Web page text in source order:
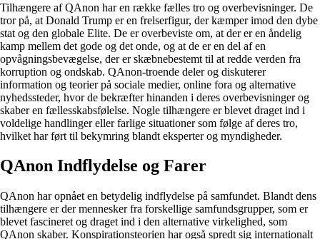
Tilhængere af QAnon har en række fælles tro og overbevisninger. De
tror på, at Donald Trump er en frelserfigur, der kæmper imod den dybe
stat og den globale Elite. De er overbeviste om, at der er en åndelig
kamp mellem det gode og det onde, og at de er en del af en
opvågningsbevægelse, der er skæbnebestemt til at redde verden fra
korruption og ondskab. QAnon-troende deler og diskuterer
information og teorier på sociale medier, online fora og alternative
nyhedssteder, hvor de bekræfter hinanden i deres overbevisninger og
skaber en fællesskabsfølelse. Nogle tilhængere er blevet draget ind i
voldelige handlinger eller farlige situationer som følge af deres tro,
hvilket har ført til bekymring blandt eksperter og myndigheder.
QAnon Indflydelse og Farer
QAnon har opnået en betydelig indflydelse på samfundet. Blandt dens
tilhængere er der mennesker fra forskellige samfundsgrupper, som er
blevet fascineret og draget ind i den alternative virkelighed, som
QAnon skaber. Konspirationsteorien har også spredt sig internationalt